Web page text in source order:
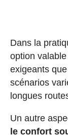
Dans la
option
exigeants
scénarios
longues
Un autre
le confort